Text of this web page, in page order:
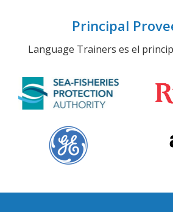
Principal
Language Trainers es el